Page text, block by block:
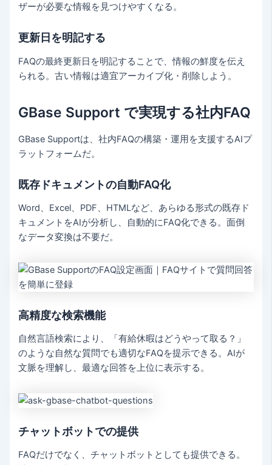
ザーが必要な情報を見つけやすくなる。
更新日を明記する
FAQの最終更新日を明記することで、情報の鮮度を伝え
られる。古い情報は適宜アーカイブ化・削除しよう。
GBase Support で実現する社内FAQ
GBase Supportは、社内FAQの構築・運用を支援するAIプ
ラットフォームだ。
既存ドキュメントの自動FAQ化
Word、Excel、PDF、HTMLなど、あらゆる形式の既存ド
キュメントをAIが分析し、自動的にFAQ化できる。面倒
なデータ変換は不要だ。
高精度な検索機能
自然言語検索により、「有給休暇はどうやって取る？」
のような自然な質問でも適切なFAQを提示できる。AIが
文脈を理解し、最適な回答を上位に表示する。
チャットボットでの提供
FAQだけでなく、チャットボットとしても提供できる。